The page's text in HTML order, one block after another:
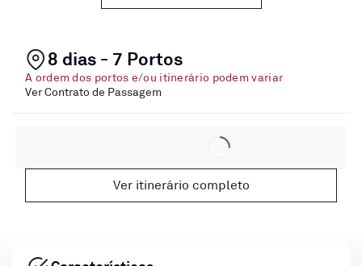
8 dias - 7 Portos
A ordem dos portos e/ou itinerário podem variar
Ver Contrato de Passagem
Ver itinerário completo